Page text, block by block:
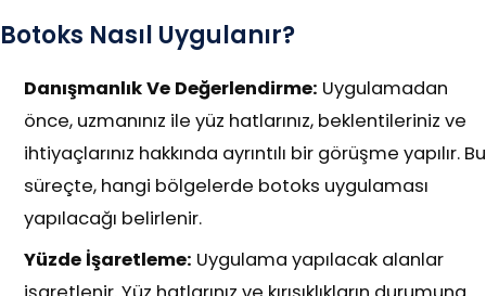
Botoks Nasıl Uygulanır?
Danışmanlık Ve Değerlendirme: Uygulamadan
önce, uzmanınız ile yüz hatlarınız, beklentileriniz ve
ihtiyaçlarınız hakkında ayrıntılı bir görüşme yapılır. Bu
süreçte, hangi bölgelerde botoks uygulaması
yapılacağı belirlenir.
Yüzde İşaretleme: Uygulama yapılacak alanlar